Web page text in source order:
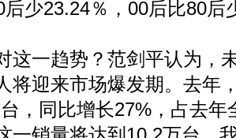
少23.24％，00后比80后
一趋势？范剑平认为，
将迎来市场爆发期。去年
，同比增长27%，占去年